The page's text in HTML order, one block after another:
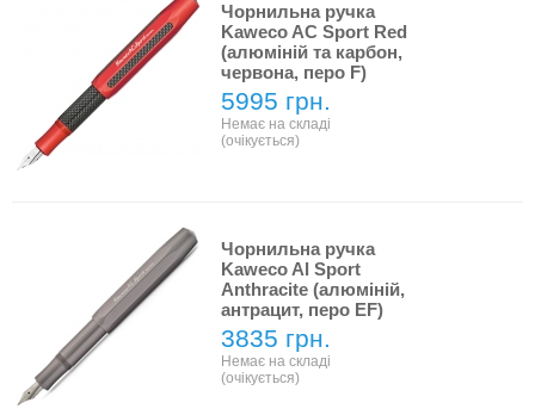
Чорнильна ручка
Kaweco AC Sport Red
(алюміній та карбон,
червона, перо F)
5995 грн.
Немає на складі
(очікується)
Чорнильна ручка
Kaweco Al Sport
Anthracite (алюміній,
антрацит, перо EF)
3835 грн.
Немає на складі
(очікується)